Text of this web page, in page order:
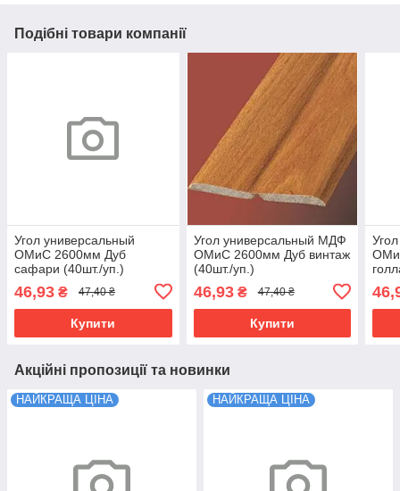
Подібні товари компанії
Угол универсальный
ОМиС 2600мм Дуб
сафари (40шт./уп.)
46,93 ₴ 47,40 ₴
Купити
Угол универсальный МДФ
ОМиС 2600мм Дуб винтаж
(40шт./уп.)
46,93₴ 47,40 ₴
Купити
Акційні пропозиції та новинки
НАЙКРАЩА ЦІНА НАЙКРАЩА ЦІНА